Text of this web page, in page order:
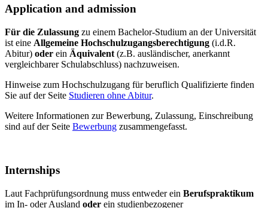
Application and admission
Für die Zulassung zu einem Bachelor-Studium an der Universität
ist eine Allgemeine Hochschulzugangsberechtigung (i.d.R.
Abitur) oder ein Äquivalent (z.B. ausländischer, anerkannt
vergleichbarer Schulabschluss) nachzuweisen.
Hinweise zum Hochschulzugang für beruflich Qualifizierte finden
Sie auf der Seite Studieren ohne Abitur.
Weitere Informationen zur Bewerbung, Zulassung, Einschreibung
sind auf der Seite Bewerbung zusammengefasst.
Internships
Laut Fachprüfungsordnung muss entweder ein Berufspraktikum
im In- oder Ausland oder ein studienbezogener